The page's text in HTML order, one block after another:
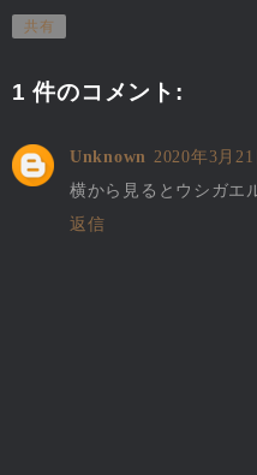
共有
1 件のコメント:
Unknown 2020年3月
横から見るとウシガエ
返信